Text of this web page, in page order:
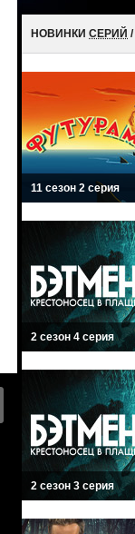
НОВИНКИ СЕРИЙ /
11 сезон 2 серия
2 сезон 4 серия
2 сезон 3 серия